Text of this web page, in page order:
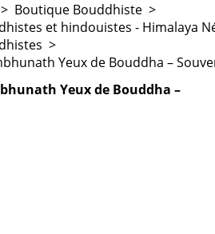
> Boutique Bouddhiste >
et hindouistes - Himalaya
>
Yeux de Bouddha –
Yeux de Bouddha –